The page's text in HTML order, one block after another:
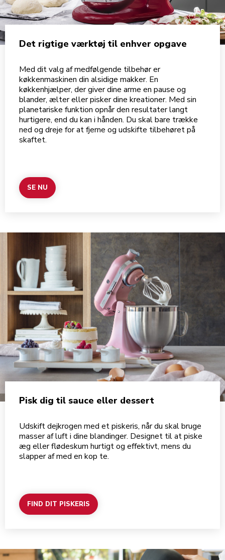
Det rigtige værktøj til enhver opgave
Med dit valg af medfølgende tilbehør er
køkkenmaskinen din alsidige makker. En
køkkenhjælper, der giver dine arme en pause og
blander, ælter eller pisker dine kreationer. Med sin
planetariske funktion opnår den resultater langt
hurtigere, end du kan i hånden. Du skal bare trække
ned og dreje for at fjerne og udskifte tilbehøret på
skaftet.
SE NU
Pisk dig til sauce eller dessert
Udskift dejkrogen med et piskeris, når du skal bruge
masser af luft i dine blandinger. Designet til at piske
æg eller flødeskum hurtigt og effektivt, mens du
slapper af med en kop te.
FIND DIT PISKERIS